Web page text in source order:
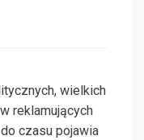
wielkich
reklamujących
czasu pojawia